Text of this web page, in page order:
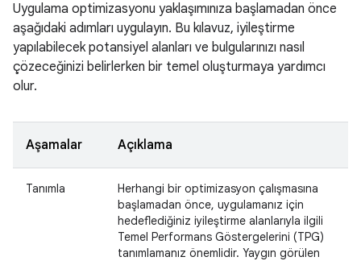
Uygulama optimizasyonu yaklaşımınıza başlamadan önce
aşağıdaki adımları uygulayın. Bu kılavuz, iyileştirme
yapılabilecek potansiyel alanları ve bulgularınızı nasıl
çözeceğinizi belirlerken bir temel oluşturmaya yardımcı
olur.
Aşamalar Açıklama
Tanımla
Herhangi bir optimizasyon çalışmasına
başlamadan önce, uygulamanız için
hedeflediğiniz iyileştirme alanlarıyla ilgili
Temel Performans Göstergelerini (TPG)
tanımlamanız önemlidir. Yaygın görülen